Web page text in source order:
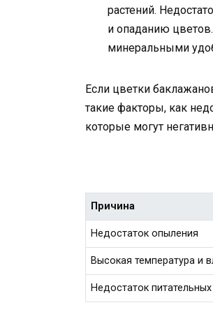
растений.
и опаданию
минеральными
Если цветки
такие факторы, как
которые могут
Причина
Недостаток опыления
Высокая температура и
Недостаток